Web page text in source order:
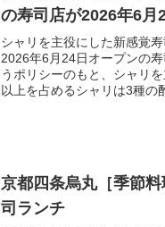
の寿司店が2026年6月
シャリを主役にした新感覚
2026年6月24日オープンの
うポリシーのもと、シャリ
以上を占めるシャリは3種
京都四条烏丸［季節
司ランチ